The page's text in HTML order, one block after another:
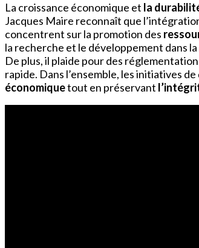
La croissance économique et la
Jacques Maire reconnaît que
concentrent sur la promotion des
la recherche et le développement dans
De plus, il plaide pour des
rapide. Dans l’ensemble, les initiatives
économiquetout en préservant